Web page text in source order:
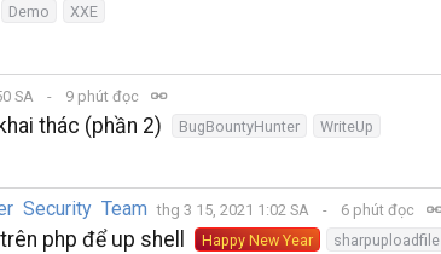
Demo XXE
SA 9 phút đọc
thác (phần 2) BugBountyHunter WriteUp
Security Team thg 3 15, 2021 1:02 SA 6 phút đọc
php để up shell Happy New Year sharpuploadfile